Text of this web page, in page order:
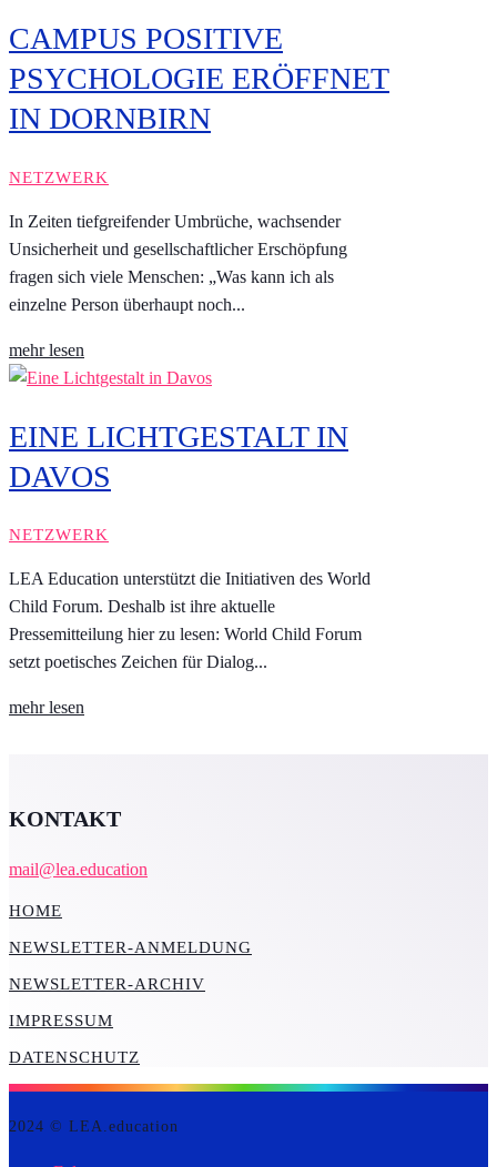
CAMPUS POSITIVE
PSYCHOLOGIE ERÖFFNET
IN DORNBIRN
NETZWERK
In Zeiten tiefgreifender Umbrüche, wachsender
Unsicherheit und gesellschaftlicher Erschöpfung
fragen sich viele Menschen: „Was kann ich als
einzelne Person überhaupt noch...
mehr lesen
EINE LICHTGESTALT IN
DAVOS
NETZWERK
LEA Education unterstützt die Initiativen des World
Child Forum. Deshalb ist ihre aktuelle
Pressemitteilung hier zu lesen: World Child Forum
setzt poetisches Zeichen für Dialog...
mehr lesen
KONTAKT
mail@lea.education
HOME
NEWSLETTER-ANMELDUNG
NEWSLETTER-ARCHIV
IMPRESSUM
DATENSCHUTZ
2024 © LEA.education